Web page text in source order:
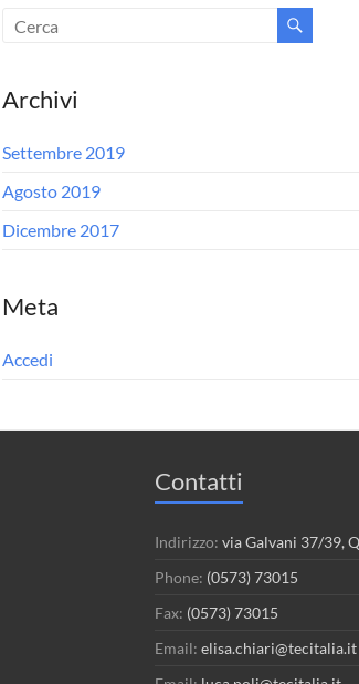
Archivi
Settembre 2019
Agosto 2019
Dicembre 2017
Meta
Accedi
Contatti
Indirizzo: via Galvani 37/39,
Phone: (0573) 73015
Fax: (0573) 73015
Email: elisa.chiari@tecitalia.it